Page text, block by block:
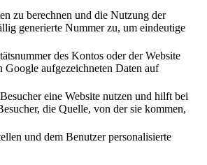
zu berechnen und die Nutzung der
generierte Nummer zu, um eindeutige
des Kontos oder der Website
Google aufgezeichneten Daten auf
eine Website nutzen und hilft bei
die Quelle, von der sie kommen,
und dem Benutzer personalisierte